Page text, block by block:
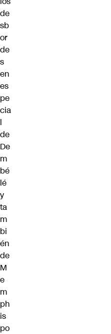
de
sb
or
de
s
en
es
pe
cia
l
de
De
m
bé
lé
y
ta
m
bi
én
de
M
e
m
ph
is
po